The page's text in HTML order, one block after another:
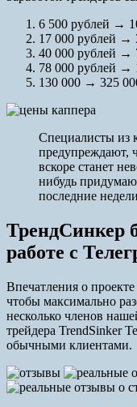
6 500 рублей →
17 000 рублей →
40 000 рублей →
78 000 рублей →
130 000 → 325
Специалисты из
предупреждают,
вскоре станет
нибудь
последние
ТрендСинкер
работе с
Впечатления о
чтобы максимально
несколько членов
трейдера TrendSinker
обычными клиентами.